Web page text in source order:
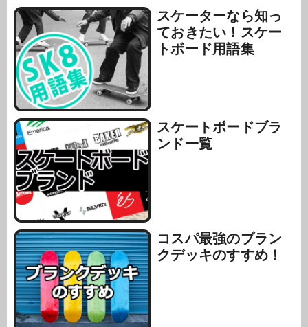
スケーターなら知っ
ておきたい！スケー
トボード用語集
スケートボードブラ
ンド一覧
コスパ最強のブラン
クデッキのすすめ！